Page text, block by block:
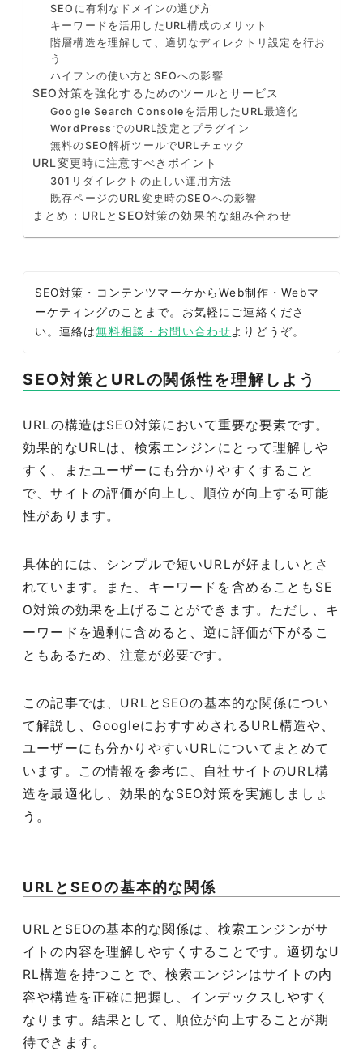
SEOに有利なドメインの選び方
キーワードを活用したURL構成のメリット
階層構造を理解して、適切なディレクトリ設定を行お
う
ハイフンの使い方とSEOへの影響
SEO対策を強化するためのツールとサービス
Google Search Consoleを活用したURL最適化
WordPressでのURL設定とプラグイン
無料のSEO解析ツールでURLチェック
URL変更時に注意すべきポイント
301リダイレクトの正しい運用方法
既存ページのURL変更時のSEOへの影響
まとめ：URLとSEO対策の効果的な組み合わせ
SEO対策・コンテンツマーケからWeb制作・Webマ
ーケティングのことまで。お気軽にご連絡くださ
い。連絡は無料相談・お問い合わせよりどうぞ。
SEO対策とURLの関係性を理解しよう
URLの構造はSEO対策において重要な要素です。
効果的なURLは、検索エンジンにとって理解しや
すく、またユーザーにも分かりやすくすること
で、サイトの評価が向上し、順位が向上する可能
性があります。
具体的には、シンプルで短いURLが好ましいとさ
れています。また、キーワードを含めることもSE
O対策の効果を上げることができます。ただし、キ
ーワードを過剰に含めると、逆に評価が下がるこ
ともあるため、注意が必要です。
この記事では、URLとSEOの基本的な関係につい
て解説し、GoogleにおすすめされるURL構造や、
ユーザーにも分かりやすいURLについてまとめて
います。この情報を参考に、自社サイトのURL構
造を最適化し、効果的なSEO対策を実施しましょ
う。
URLとSEOの基本的な関係
URLとSEOの基本的な関係は、検索エンジンがサ
イトの内容を理解しやすくすることです。適切なU
RL構造を持つことで、検索エンジンはサイトの内
容や構造を正確に把握し、インデックスしやすく
なります。結果として、順位が向上することが期
待できます。